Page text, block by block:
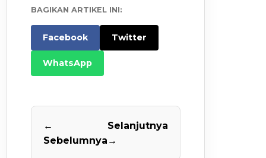
BAGIKAN ARTIKEL INI:
Facebook Twitter
WhatsApp
←
Sebelumnya
Selanjutnya
→